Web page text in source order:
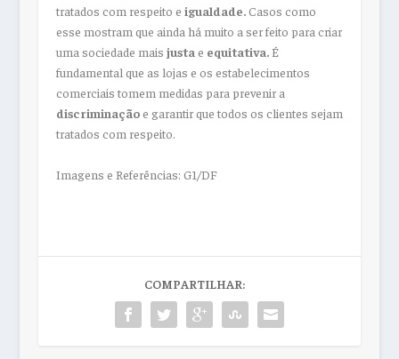
tratados com respeito e igualdade.Casos como
esse mostram que ainda há muito a ser feito para criar
uma sociedade mais justa e equitativa.É
fundamental que as lojas e os estabelecimentos
comerciais tomem medidas para prevenir a
discriminaçãoe garantir que todos os clientes sejam
tratados com respeito.
Imagens e Referências: G1/DF
COMPARTILHAR: